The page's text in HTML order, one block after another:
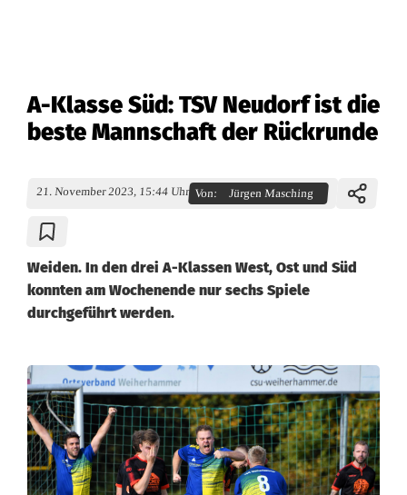
A-Klasse Süd: TSV Neudorf ist die
beste Mannschaft der Rückrunde
21. November 2023, 15:44 Uhr Von: Jürgen Masching
Weiden. In den drei A-Klassen West, Ost und Süd
konnten am Wochenende nur sechs Spiele
durchgeführt werden.
A
-
K
l